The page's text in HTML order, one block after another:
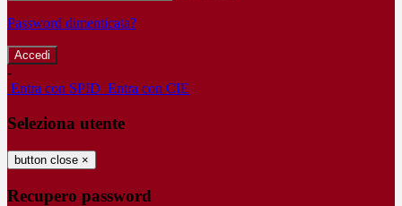
Password dimenticata?
-
Entra con SPID Entra con CIE
Seleziona utente
button close ×
Recupero password